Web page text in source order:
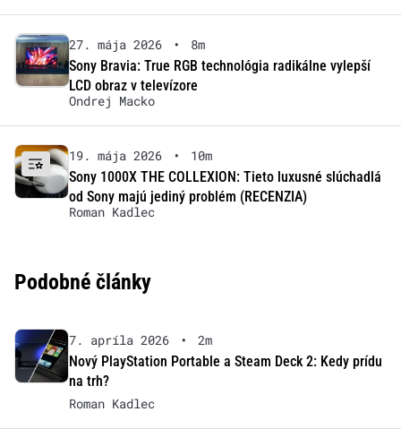
27. mája 2026 •
8m
Sony Bravia: True RGB technológia radikálne vylepší
LCD obraz v televízore
Ondrej Macko
19. mája 2026 •
10m
Sony 1000X THE COLLEXION: Tieto luxusné slúchadlá
od Sony majú jediný problém (RECENZIA)
Roman Kadlec
Podobné články
7. apríla 2026 •
2m
Nový PlayStation Portable a Steam Deck 2: Kedy prídu
na trh?
Roman Kadlec